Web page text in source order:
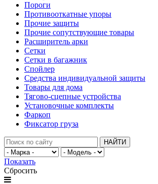
Пороги
Противооткатные упоры
Прочие защиты
Прочие сопутствующие товары
Расширитель арки
Сетки
Сетки в багажник
Спойлер
Средства индивидуальной защиты
Товары для дома
Тягово-сцепные устройства
Установочные комплекты
Фаркоп
Фиксатор груза
НАЙТИ
Показать
Сбросить